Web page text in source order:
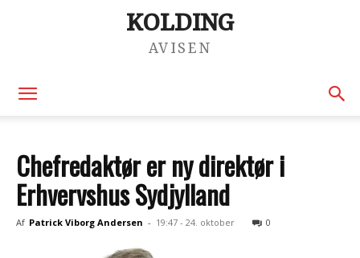
KOLDING
AVISEN
Chefredaktør er ny direktør i
Erhvervshus Sydjylland
Af Patrick Viborg Andersen - 19:47 - 24. oktober 0